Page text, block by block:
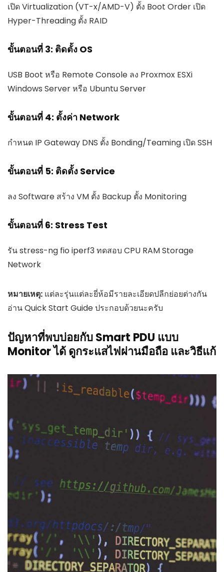
เปิด Virtualization (VT-x/AMD-V) ตั้ง Boot Order เปิด
Hyper-Threading ตั้ง RAID
ขั้นตอนที่ 3: ติดตั้ง OS
USB Boot หรือ Remote Console ลง Proxmox ESXi
Windows Server หรือ Ubuntu Server
ขั้นตอนที่ 4: ตั้งค่า Network
กำหนด IP Gateway DNS ตั้ง Bonding/Teaming เปิด SSH
ขั้นตอนที่ 5: ติดตั้ง Service
ลง Software สร้าง VM ตั้ง Backup ตั้ง Monitoring
ขั้นตอนที่ 6: Stress Test
รัน stress-ng fio iperf3 ทดสอบ CPU RAM Storage
Network
หมายเหตุ: แต่ละรุ่นแต่ละยี่ห้อมีรายละเอียดปลีกย่อยต่างกัน
อ่าน Quick Start Guide ประกอบด้วยนะครับ
ปัญหาที่พบบ่อยกับ Smart PDU แบบ
Monitor ได้ ดูกระแสไฟผ่านมือถือ และวิธีแก้